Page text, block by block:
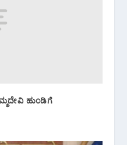
ಹುಂಡಿಗೆ